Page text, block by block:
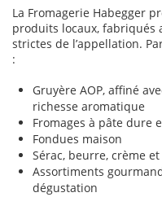
La Fromagerie Habegger
produits locaux, fabriqués
strictes de l’appellation.
:
Gruyère AOP, affiné
richesse aromatique
Fromages à pâte dure
Fondues maison
Sérac, beurre, crème
Assortiments
dégustation